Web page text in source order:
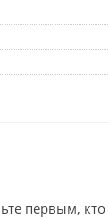
первым,